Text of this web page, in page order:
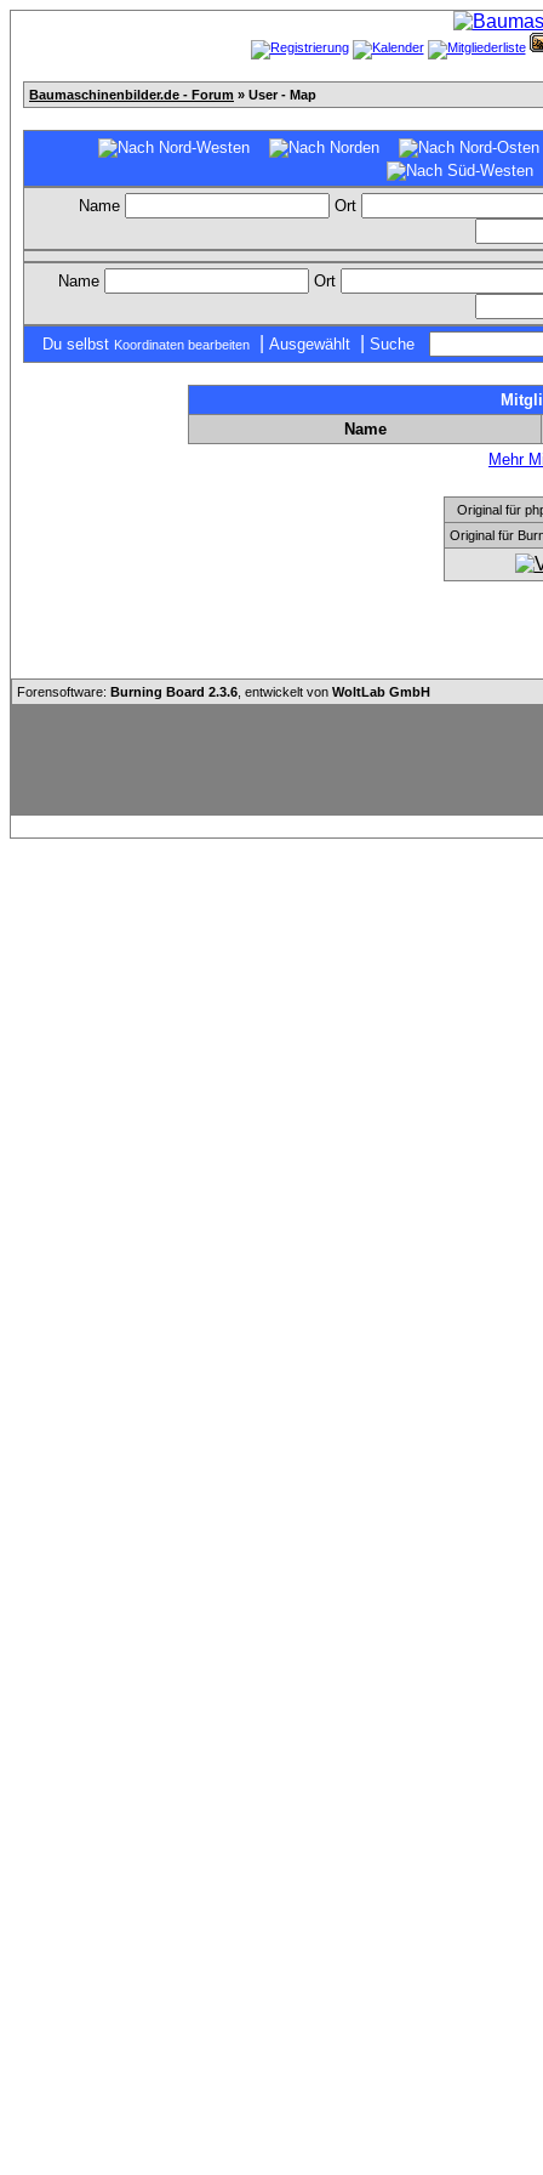
Baumaschinenbilder.de - Forum » User - Map
Name Ort
Name Ort
Du selbst Koordinaten bearbeiten Ausgewählt Suche
Name
Mehr
Original für
Original für
Forensoftware: Burning Board 2.3.6 , entwickelt von WoltLab GmbH